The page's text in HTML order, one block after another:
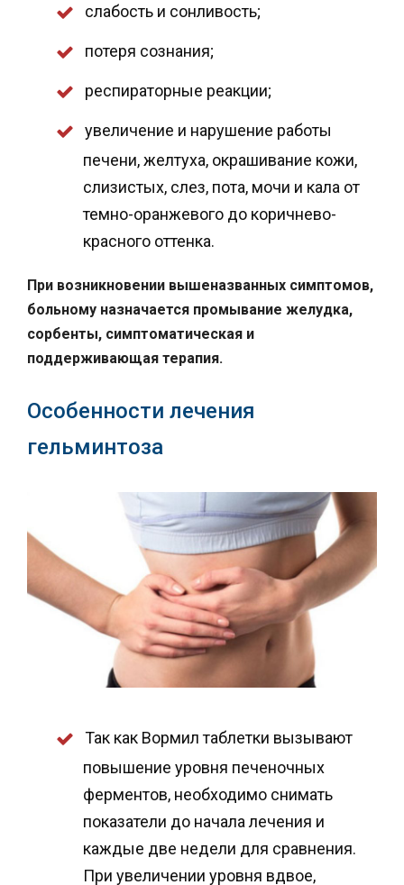
слабость и сонливость;
потеря сознания;
респираторные реакции;
увеличение и нарушение работы
печени, желтуха, окрашивание кожи,
слизистых, слез, пота, мочи и кала от
темно-оранжевого до коричнево-
красного оттенка.
При возникновении вышеназванных симптомов,
больному назначается промывание желудка,
сорбенты, симптоматическая и
поддерживающая терапия.
Особенности лечения
гельминтоза
Так как Вормил таблетки вызывают
повышение уровня печеночных
ферментов, необходимо снимать
показатели до начала лечения и
каждые две недели для сравнения.
При увеличении уровня вдвое,